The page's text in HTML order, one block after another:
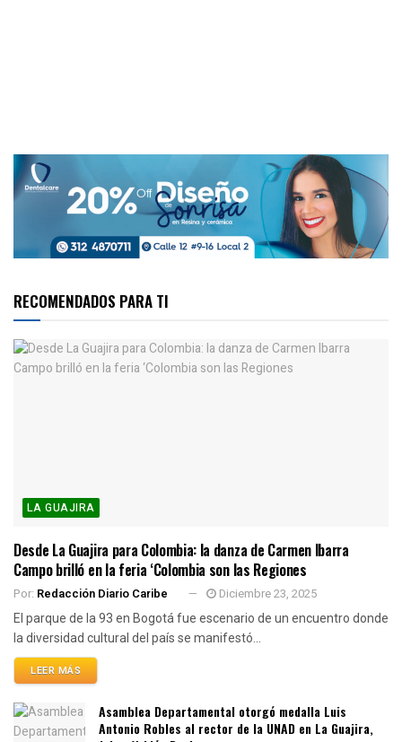
RECOMENDADOS PARA TI
LA GUAJIRA
Desde La Guajira para Colombia: la danza de Carmen Ibarra
Campo brilló en la feria ‘Colombia son las Regiones
Por: Redacción Diario Caribe Diciembre 23, 2025
El parque de la 93 en Bogotá fue escenario de un encuentro donde
la diversidad cultural del país se manifestó...
LEER MÁS
Asamblea Departamental otorgó medalla Luis
Antonio Robles al rector de la UNAD en La Guajira,